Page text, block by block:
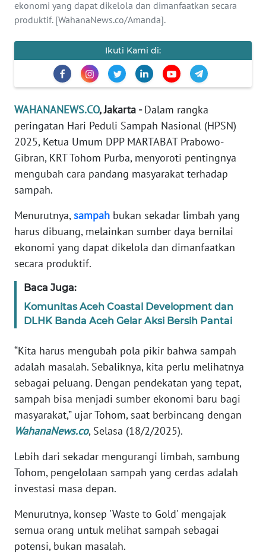
ekonomi yang dapat dikelola dan dimanfaatkan secara
produktif. [WahanaNews.co/Amanda].
Ikuti Kami di:
WAHANANEWS.CO, Jakarta -Dalam rangka
peringatan Hari Peduli Sampah Nasional (HPSN)
2025, Ketua Umum DPP MARTABAT Prabowo-
Gibran, KRT Tohom Purba, menyoroti pentingnya
mengubah cara pandang masyarakat terhadap
sampah.
Menurutnya,sampah bukan sekadar limbah yang
harus dibuang, melainkan sumber daya bernilai
ekonomi yang dapat dikelola dan dimanfaatkan
secara produktif.
Baca Juga:
Komunitas Aceh Coastal Development dan
DLHK Banda Aceh Gelar Aksi Bersih Pantai
“Kita harus mengubah pola pikir bahwa sampah
adalah masalah. Sebaliknya, kita perlu melihatnya
sebagai peluang. Dengan pendekatan yang tepat,
sampah bisa menjadi sumber ekonomi baru bagi
masyarakat,” ujar Tohom, saat berbincang dengan
WahanaNews.co, Selasa (18/2/2025).
Lebih dari sekadar mengurangi limbah, sambung
Tohom, pengelolaan sampah yang cerdas adalah
investasi masa depan.
Menurutnya, konsep 'Waste to Gold' mengajak
semua orang untuk melihat sampah sebagai
potensi, bukan masalah.
EDITORIAL
INDEKS
KONTAK
IKLAN
TENTANG
PEDOMAN
MEDIA
SIBER
REDAKSI
KARIR
DISCLAIMER
Wahana
News
Regional
SUMUT
WN
WN
JABAR